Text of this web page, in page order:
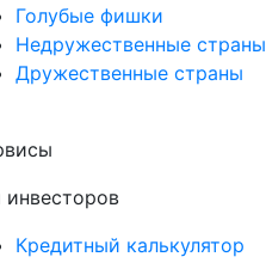
Голубые фишки
Недружественные страны
Дружественные страны
инвесторов
Кредитный калькулятор